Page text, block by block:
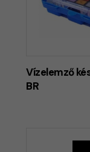
Vízelemző
BR